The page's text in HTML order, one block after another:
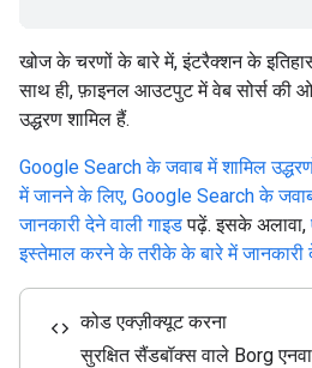
खोज के चरणों के बारे में, इंटरैक्शन के इतिहास
साथ ही, फ़ाइनल आउटपुट में वेब सोर्स की
उद्धरण शामिल हैं.
Google Search के जवाब में शामिल
में जानने के लिए, Google Search के जवाब
जानकारी देने वाली गाइडपढ़ें. इसके अलावा,
इस्तेमाल करने के तरीके के बारे में जानकारी
code कोड एक्ज़ीक्यूट करना
सुरक्षित सैंडबॉक्स वाले Borg